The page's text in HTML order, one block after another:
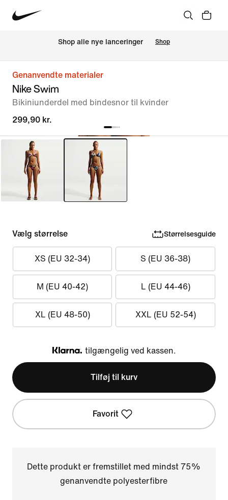
Shop alle nye lanceringer Shop
Genanvendte materialer
Nike Swim
Bikiniunderdel med bindesnor til kvinder
299,90 kr.
Vælg størrelse Størrelsesguide
XS (EU 32-34) S (EU 36-38)
M (EU 40-42) L (EU 44-46)
XL (EU 48-50) XXL (EU 52-54)
Klarna
tilgængelig ved kassen.
Tilføj til kurv
Favorit
Dette produkt er fremstillet med mindst 75%
genanvendte polyesterfibre